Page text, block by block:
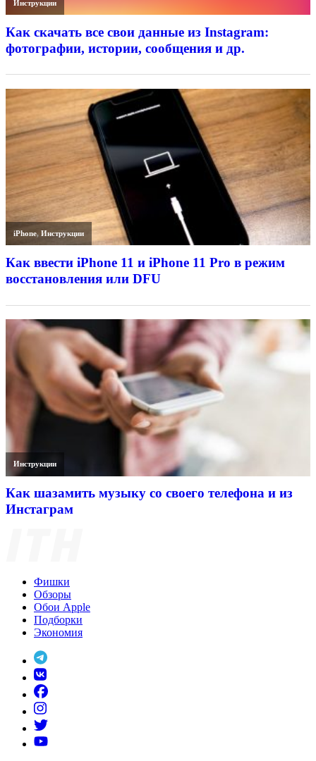
Инструкции
Как скачать все свои данные из Instagram:
фотографии, истории, сообщения и др.
iPhone,Инструкции
Как ввести iPhone 11 и iPhone 11 Pro в режим
восстановления или DFU
Инструкции
Как шазамить музыку со своего телефона и из
Инстаграм
Фишки
Обзоры
Обои Apple
Подборки
Экономия